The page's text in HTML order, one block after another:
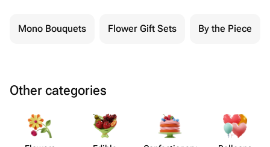
Mono Bouquets Flower Gift Sets By the Piece
Other categories